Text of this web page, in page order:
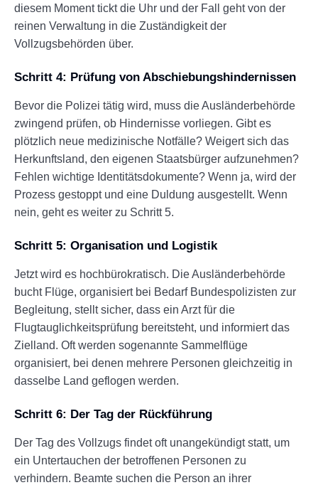
diesem Moment tickt die Uhr und der Fall geht von der
reinen Verwaltung in die Zuständigkeit der
Vollzugsbehörden über.
Schritt 4: Prüfung von Abschiebungshindernissen
Bevor die Polizei tätig wird, muss die Ausländerbehörde
zwingend prüfen, ob Hindernisse vorliegen. Gibt es
plötzlich neue medizinische Notfälle? Weigert sich das
Herkunftsland, den eigenen Staatsbürger aufzunehmen?
Fehlen wichtige Identitätsdokumente? Wenn ja, wird der
Prozess gestoppt und eine Duldung ausgestellt. Wenn
nein, geht es weiter zu Schritt 5.
Schritt 5: Organisation und Logistik
Jetzt wird es hochbürokratisch. Die Ausländerbehörde
bucht Flüge, organisiert bei Bedarf Bundespolizisten zur
Begleitung, stellt sicher, dass ein Arzt für die
Flugtauglichkeitsprüfung bereitsteht, und informiert das
Zielland. Oft werden sogenannte Sammelflüge
organisiert, bei denen mehrere Personen gleichzeitig in
dasselbe Land geflogen werden.
Schritt 6: Der Tag der Rückführung
Der Tag des Vollzugs findet oft unangekündigt statt, um
ein Untertauchen der betroffenen Personen zu
verhindern. Beamte suchen die Person an ihrer